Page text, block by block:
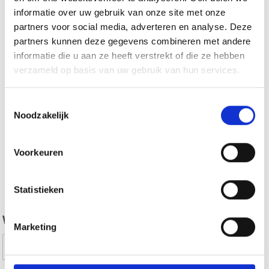
informatie over uw gebruik van onze site met onze
partners voor social media, adverteren en analyse. Deze
partners kunnen deze gegevens combineren met andere
informatie die u aan ze heeft verstrekt of die ze hebben
verzameld op basis van uw gebruik van hun services.
Noodzakelijk
Voorkeuren
Statistieken
Marketing
WAS DE INHOUD NUTTIG VOOR U?